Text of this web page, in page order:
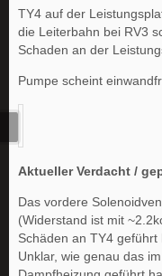
TY4 auf der
die Leiterbahn bei RV3
Schaden an der
Pumpe scheint
Aktueller Verdacht /
Das vordere
(Widerstand ist mit
Schäden an TY4 geführt
Unklar, wie genau das